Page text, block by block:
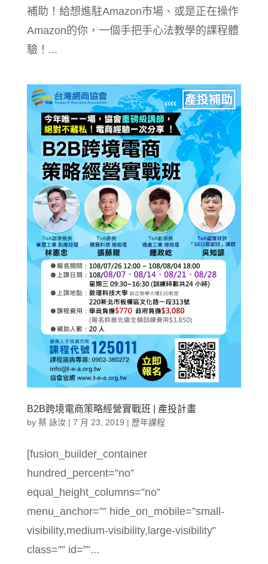
補助！給想進駐Amazon市場、或是正在操作
Amazon的你，一個手把手心法教學的課程體
驗！...
B2B跨境電商策略經營實戰班 | 產投計畫
by 蔡 詠汝| 7 月 23, 2019 | 歷年課程
[fusion_builder_container
hundred_percent=”no”
equal_height_columns=”no”
menu_anchor=”” hide_on_mobile=”small-
visibility,medium-visibility,large-visibility”
class=”” id=””...